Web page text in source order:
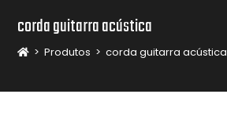
corda guitarra acústica
> Produtos > corda guitarra acústica